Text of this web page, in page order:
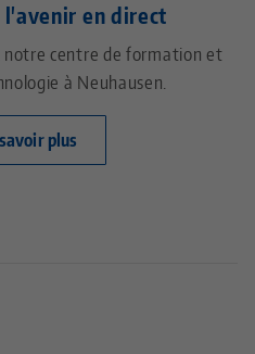
en direct
notre centre de formation et
à Neuhausen.
plus